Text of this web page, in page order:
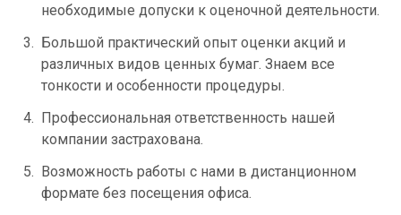
необходимые допуски к оценочной деятельности.
Большой практический опыт оценки акций и
различных видов ценных бумаг. Знаем все
тонкости и особенности процедуры.
Профессиональная ответственность нашей
компании застрахована.
Возможность работы с нами в дистанционном
формате без посещения офиса.